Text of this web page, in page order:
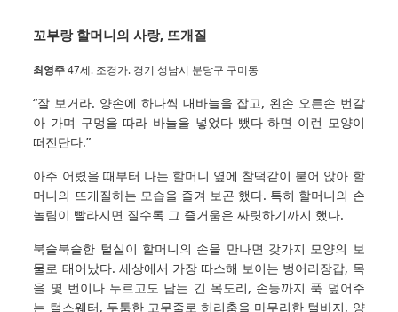
꼬부랑 할머니의 사랑, 뜨개질
최영주 47세. 조경가. 경기 성남시 분당구 구미동
“잘 보거라. 양손에 하나씩 대바늘을 잡고, 왼손 오른손 번갈
아 가며 구멍을 따라 바늘을 넣었다 뺐다 하면 이런 모양이
떠진단다.”
아주 어렸을 때부터 나는 할머니 옆에 찰떡같이 붙어 앉아 할
머니의 뜨개질하는 모습을 즐겨 보곤 했다. 특히 할머니의 손
놀림이 빨라지면 질수록 그 즐거움은 짜릿하기까지 했다.
북슬북슬한 털실이 할머니의 손을 만나면 갖가지 모양의 보
물로 태어났다. 세상에서 가장 따스해 보이는 벙어리장갑, 목
을 몇 번이나 두르고도 남는 긴 목도리, 손등까지 푹 덮어주
는 털스웨터, 두툼한 고무줄로 허리춤을 마무리한 털바지, 양